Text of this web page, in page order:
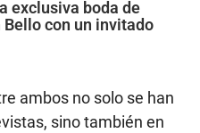
exclusiva boda de
Bello con un invitado
ambos no solo se han
sino también en